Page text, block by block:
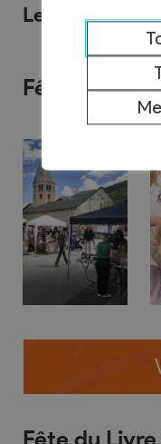
Le Village du
Fête du